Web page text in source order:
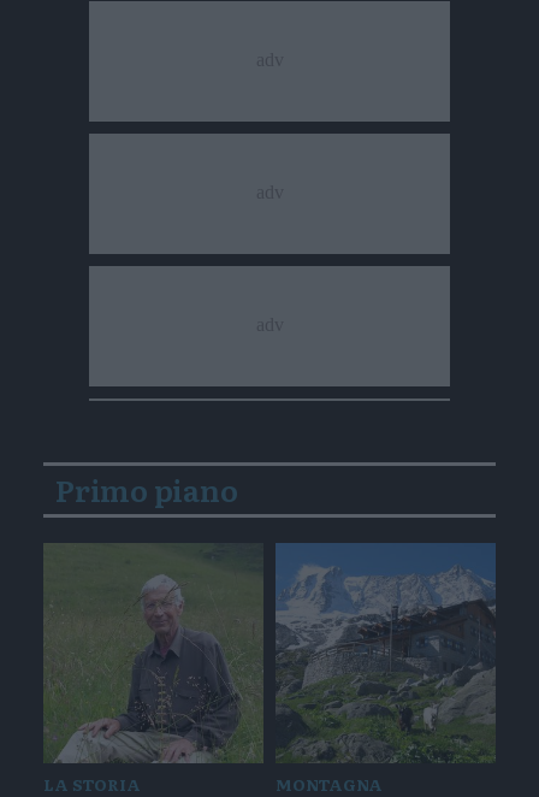
Primo piano
LA STORIA MONTAGNA